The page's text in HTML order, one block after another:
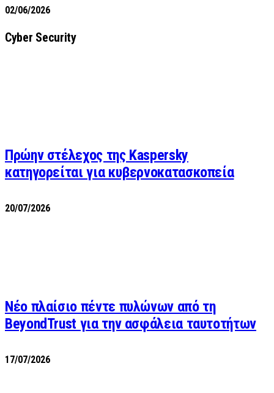
02/06/2026
Cyber Security
Πρώην στέλεχος της Kaspersky
κατηγορείται για κυβερνοκατασκοπεία
20/07/2026
Νέο πλαίσιο πέντε πυλώνων από τη
BeyondTrust για την ασφάλεια ταυτοτήτων
17/07/2026